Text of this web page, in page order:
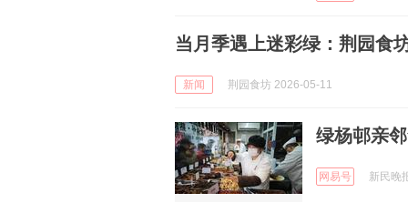
当月季遇上迷彩绿：荆园食
新闻 荆园食坊 2026-05-11
绿杨邨亲
网易号 新民晚